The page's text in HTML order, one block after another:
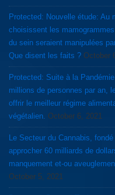
Protected: Nouvelle étude: Au
choisissent les
du sein seraient manipulées
Que disent les faits ? October
Protected: Suite à la
millions de personnes par an,
offrir le meilleur régime
végétalien. October 6, 2021
Le Secteur du Cannabis,
approcher 60 milliards de
manquement et-ou
October 5, 2021